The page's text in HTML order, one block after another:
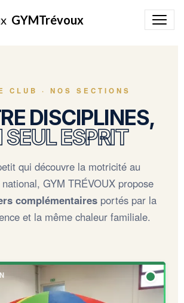
GYMTrévoux
CLUB · NOS SECTIONS
DISCIPLINES,
SEUL ESPRIT
qui découvre la motricité au
GYM TRÉVOUX propose
complémentaires portés par la
et la même chaleur familiale.